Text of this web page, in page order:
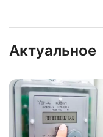
Актуальное